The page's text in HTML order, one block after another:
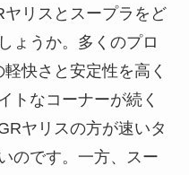
リスとスープラをど
ょうか。多くのプロ
快さと安定性を高く
トなコーナーが続く
ヤリスの方が速いタ
のです。一方、スー